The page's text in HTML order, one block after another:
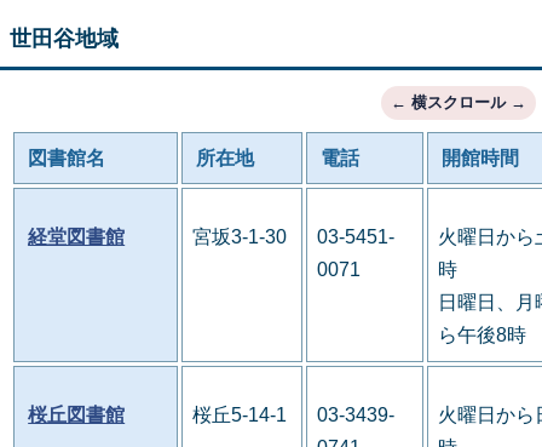
世田谷地域
図書館名 所在地 電話 開館時間
経堂図書館 宮坂3-1-30
03-5451-
0071
火曜日から
時
日曜日、
ら午後8時
桜丘図書館 桜丘5-14-1
03-3439-
火曜日から